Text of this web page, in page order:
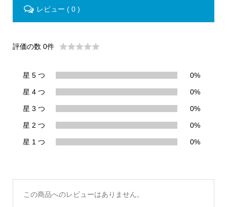
レビュー ( 0 )
評価の数 0件
星 5 つ 0%
星 4 つ 0%
星 3 つ 0%
星 2 つ 0%
星 1 つ 0%
この商品へのレビューはありません。